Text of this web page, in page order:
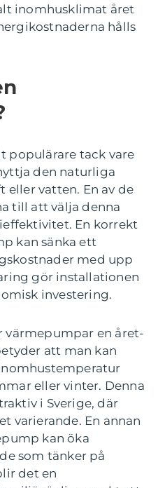
inomhusklimat året
hålls
populärare tack vare
den naturliga
eller vatten. En av de
till att välja denna
En korrekt
kan sänka ett
med upp
gör installationen
investering.
värmepumpar en året-
att man kan
eller vinter. Denna
i Sverige, där
varierande. En annan
kan öka
som tänker på
det en